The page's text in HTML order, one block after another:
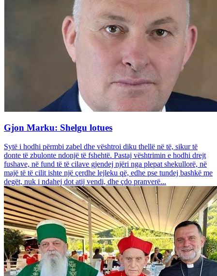
Gjon Marku: Shelgu lotues
Sytë i hodhi përmbi zabel dhe vështroi diku thellë në të, sikur të
donte të zbulonte ndonjë të fshehtë. Pastaj vështrimin e hodhi drejt
fushave, në fund të të cilave gjendej njëri nga plepat shekullorë, në
majë të të cilit ishte një çerdhe lejleku që, edhe pse tundej bashkë me
degët, nuk i ndahej dot atij vendi, dhe çdo pranverë...